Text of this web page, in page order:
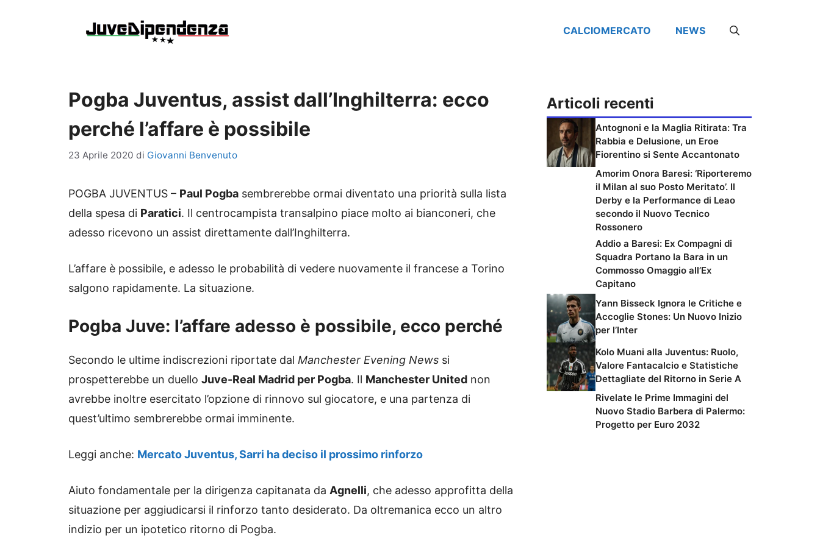
CALCIOMERCATO NEWS
Pogba Juventus, assist dall’Inghilterra: ecco
perché l’affare è possibile
23 Aprile 2020 di Giovanni Benvenuto
POGBA JUVENTUS – Paul Pogba sembrerebbe ormai diventato una priorità sulla lista
della spesa di Paratici. Il centrocampista transalpino piace molto ai bianconeri, che
adesso ricevono un assist direttamente dall’Inghilterra.
L’affare è possibile, e adesso le probabilità di vedere nuovamente il francese a Torino
salgono rapidamente. La situazione.
Pogba Juve: l’affare adesso è possibile, ecco perché
Secondo le ultime indiscrezioni riportate dal Manchester Evening News si
prospetterebbe un duello Juve-Real Madrid per Pogba. Il Manchester United non
avrebbe inoltre esercitato l’opzione di rinnovo sul giocatore, e una partenza di
quest’ultimo sembrerebbe ormai imminente.
Leggi anche: Mercato Juventus, Sarri ha deciso il prossimo rinforzo
Aiuto fondamentale per la dirigenza capitanata da Agnelli, che adesso approfitta della
situazione per aggiudicarsi il rinforzo tanto desiderato. Da oltremanica ecco un altro
indizio per un ipotetico ritorno di Pogba.
Articoli recenti
Antognoni e la Maglia Ritirata: Tra
Rabbia e Delusione, un Eroe
Fiorentino si Sente Accantonato
Amorim Onora Baresi: ‘Riporteremo
il Milan al suo Posto Meritato’. Il
Derby e la Performance di Leao
secondo il Nuovo Tecnico
Rossonero
Addio a Baresi: Ex Compagni di
Squadra Portano la Bara in un
Commosso Omaggio all’Ex
Capitano
Yann Bisseck Ignora le Critiche e
Accoglie Stones: Un Nuovo Inizio
per l’Inter
Kolo Muani alla Juventus: Ruolo,
Valore Fantacalcio e Statistiche
Dettagliate del Ritorno in Serie A
Rivelate le Prime Immagini del
Nuovo Stadio Barbera di Palermo:
Progetto per Euro 2032